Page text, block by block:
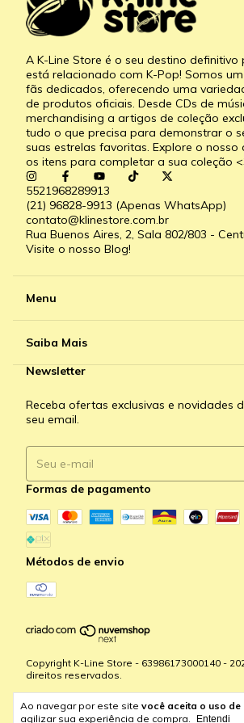
Ao navegar por este site você aceita o uso de
agilizar sua experiência de compra.
Entendi
A K-Line Store é o seu destino
está relacionado com K-Pop! Somos
fãs dedicados, oferecendo uma
de produtos oficiais. Desde CDs de
merchandising a artigos de coleção
tudo o que precisa para demonstrar o
suas estrelas favoritas. Explore o
os itens para completar a sua coleção
5521968289913
(21) 96828-9913 (Apenas WhatsApp)
contato@klinestore.com.br
Rua Buenos Aires, 2, Sala 802/803 -
Visite o nosso Blog!
Menu
Saiba Mais
Newsletter
Receba ofertas exclusivas e novidades
seu email.
Formas de pagamento
Métodos de envio
Copyright K-Line Store - 63986173000140 -
direitos reservados.